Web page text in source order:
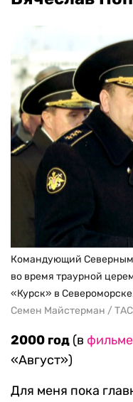
Командующий Северным
во время траурной
«Курск» в
Семен Майстерман /
2000 год (в фильме
«Август»)
Для меня пока